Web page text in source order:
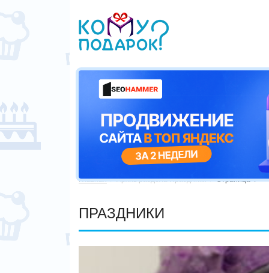
Главная  Архив раздела Праздники  Страница 4
ПРАЗДНИКИ